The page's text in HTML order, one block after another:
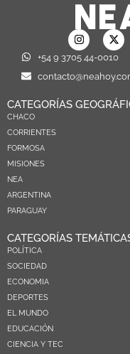
+54 9 3705 44-0010
CATEGORÍAS
CHACO
CORRIENTES
FORMOSA
MISIONES
NEA
ARGENTINA
PARAGUAY
CATEGORÍAS
POLÍTICA
SOCIEDAD
ECONOMIA
DEPORTES
EL MUNDO
EDUCACIÓN
CIENCIA Y TEC